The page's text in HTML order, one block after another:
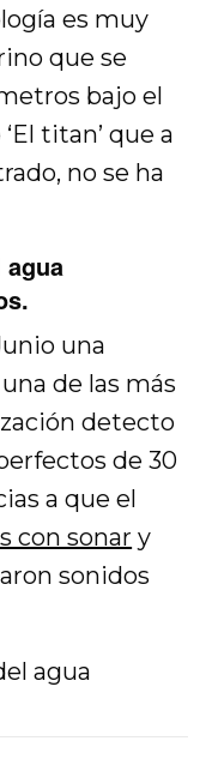
es muy
que se
bajo el
titan’ que a
no se ha
una
de las más
detecto
de 30
a que el
con sonar y
sonidos